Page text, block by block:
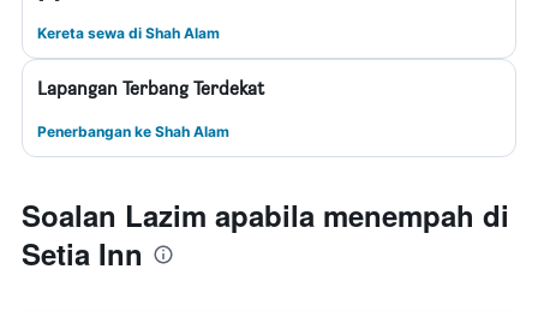
Kereta sewa di Shah Alam
Lapangan Terbang Terdekat
Penerbangan ke Shah Alam
Soalan Lazim apabila menempah di
Setia Inn